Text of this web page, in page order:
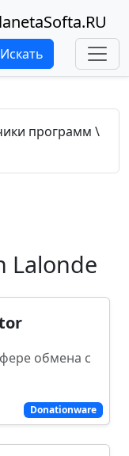
Искать
программ \
Lalonde
Donationware
обмена с